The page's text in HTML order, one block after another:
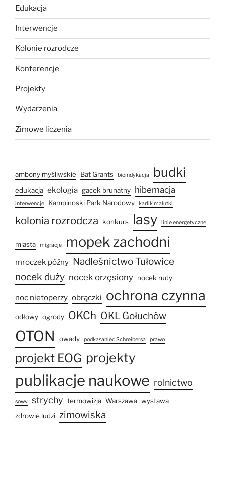
Edukacja
Interwencje
Kolonie rozrodcze
Konferencje
Projekty
Wydarzenia
Zimowe liczenia
ambony myśliwskie Bat Grants bioindykacja budki
edukacja ekologia gacek brunatny hibernacja
interwencje Kampinoski Park Narodowy karlik malutki
kolonia rozrodcza konkurs lasy linie energetyczne
miasta migracje mopek zachodni
mroczek późny Nadleśnictwo Tułowice
nocek duży nocek orzęsiony nocek rudy
noc nietoperzy obrączki ochrona czynna
odłowy ogrody OKCh OKL Gołuchów
OTON owady podkasaniec Schreibersa prawo
projekt EOG projekty
publikacje naukowe rolnictwo
sowy strychy termowizja Warszawa wystawa
zdrowie ludzi zimowiska